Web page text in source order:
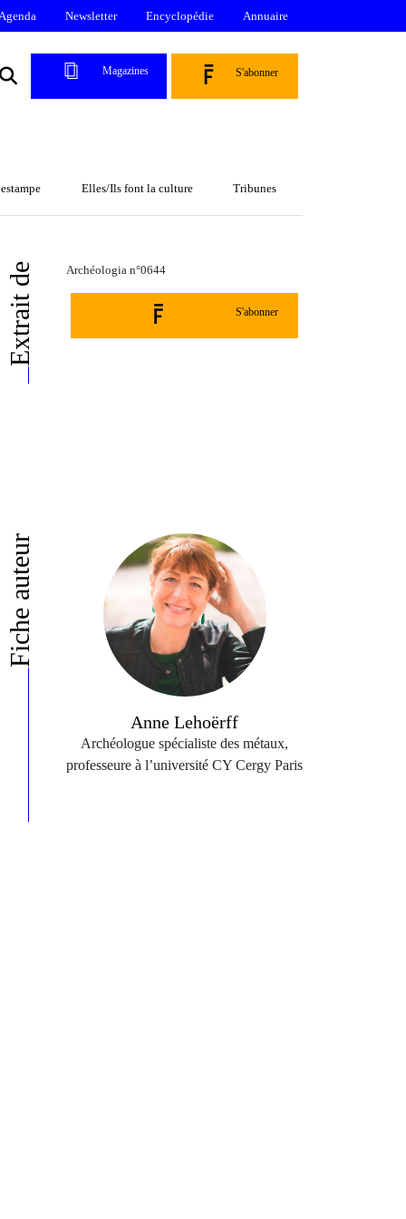
Newsletter Encyclopédie Annuaire
Magazines S'abonner
Elles/Ils font la culture Tribunes
Extrait de Archéologia n°0644
S'abonner
Fiche auteur
Anne Lehoërff
Archéologue spécialiste des métaux,
professeure à l’université CY Cergy Paris